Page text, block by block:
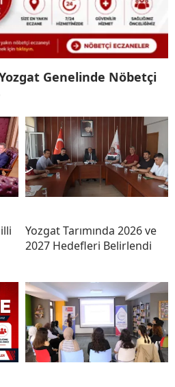
Genelinde Nöbetçi
Yozgat Tarımında 2026 ve
2027 Hedefleri Belirlendi